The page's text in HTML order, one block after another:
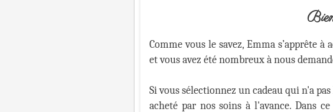
Comme vous le savez, Emma
et vous avez été nombreux à nous
Si vous sélectionnez un cadeau qui n'a
acheté par nos soins à l'avance. Dans